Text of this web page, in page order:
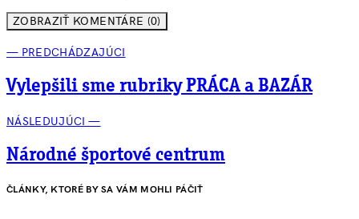
ZOBRAZIŤ KOMENTÁRE (0)
— PREDCHÁDZAJÚCI
Vylepšili sme rubriky PRÁCA a BAZÁR
NÁSLEDUJÚCI —
Národné športové centrum
ČLÁNKY, KTORÉ BY SA VÁM MOHLI PÁČIŤ